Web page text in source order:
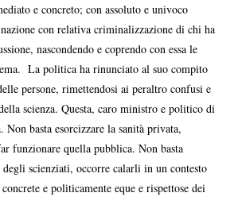
e concreto; con assoluto e univoco
con relativa criminalizzazione di chi ha
nascondendo e coprendo con essa le
La politica ha rinunciato al suo compito
persone, rimettendosi ai peraltro confusi e
scienza. Questa, caro ministro e politico di
Non basta esorcizzare la sanità privata,
funzionare quella pubblica. Non basta
scienziati, occorre calarli in un contesto
e politicamente eque e rispettose dei